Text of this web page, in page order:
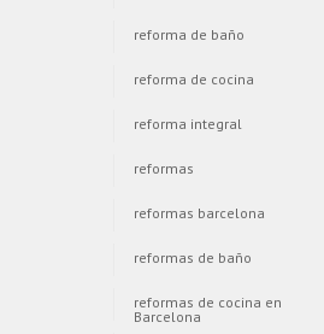
reforma de baño
reforma de cocina
reforma integral
reformas
reformas barcelona
reformas de baño
reformas de cocina en
Barcelona